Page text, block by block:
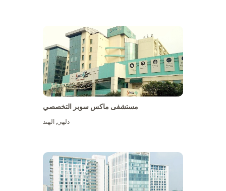
مستشفى ماكس سوبر التخصصي
دلهي,الهند